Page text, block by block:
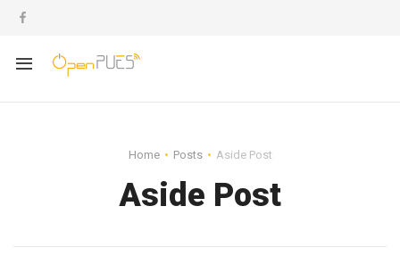
Home Posts Aside Post
Aside Post